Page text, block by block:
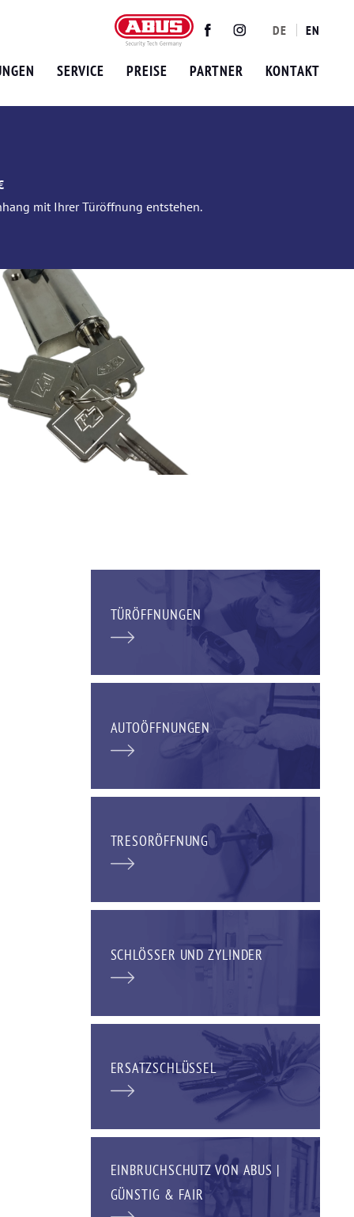
TwitterFacebookInstagram
DE EN
SERVICE PREISE PARTNER KONTAKT
mit Ihrer Türöffnung entstehen.
TÜRÖFFNUNGEN
AUTOÖFFNUNGEN
TRESORÖFFNUNG
SCHLÖSSER UND ZYLINDER
ERSATZSCHLÜSSEL
EINBRUCHSCHUTZ VON ABUS |
GÜNSTIG & FAIR